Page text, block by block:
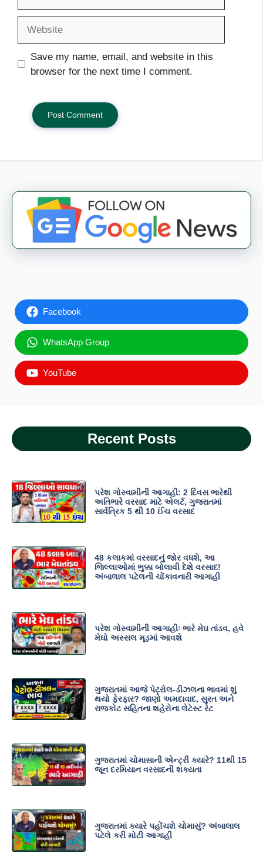
Save my name, email, and website in this
browser for the next time I comment.
Facebook
WhatsApp Group
YouTube
Recent Posts
પરેશ ગોસ્વામીની આગાહી: 2 દિવસ ભારેથી
અતિભારે વરસાદ માટે એલર્ટ, ગુજરાતમાં
સાર્વત્રિક 5 થી 10 ઈંચ વરસાદ
48 કલાકમાં વરસાદનું જોર વધશે, આ
જિલ્લાઓમાં ભુક્કા બોલાવી દેશે વરસાદ!
અંબાલાલ પટેલની ચોંકાવનારી આગાહી
પરેશ ગોસ્વામીની આગાહીઃ ભારે મેઘ તાંડવ, હવે
મેઘો અસ્સલ મૂડમાં આવશે
ગુજરાતમાં આજે પેટ્રોલ-ડીઝલના ભાવમાં શું
થયો ફેરફાર? જાણો અમદાવાદ, સુરત અને
રાજકોટ સહિતના શહેરોના લેટેસ્ટ રેટ
ગુજરાતમાં ચોમાસાની એન્ટ્રી ક્યારે? 11થી 15
જૂન દરમિયાન વરસાદની શક્યતા
ગુજરાતમાં ક્યારે પહોંચશે ચોમાસું? અંબાલાલ
પટેલે કરી મોટી આગાહી